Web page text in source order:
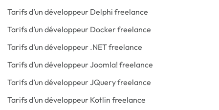
Tarifs d’un développeur Delphi freelance
Tarifs d’un développeur Docker freelance
Tarifs d’un développeur .NET freelance
Tarifs d’un développeur Joomla! freelance
Tarifs d’un développeur JQuery freelance
Tarifs d’un développeur Kotlin freelance